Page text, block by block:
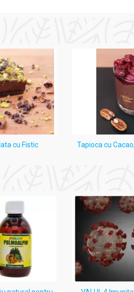
Cera alba, Chamomilla recutita
de albine, Extract de mușețel,
conservanți agresivi, siliconi,
DEPILET
și în zonele cu pilozitate mai groasă.
cu Fistic Tapioca cu